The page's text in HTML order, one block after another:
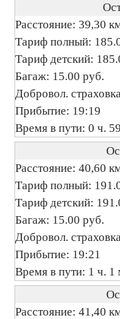
Расстояние: 39,30
Тариф полный:
Тариф детский:
Багаж: 15.00 руб.
Добровол.
Прибытие: 19:19
Время в пути: 0 ч.
Расстояние: 40,60
Тариф полный:
Тариф детский:
Багаж: 15.00 руб.
Добровол.
Прибытие: 19:21
Время в пути: 1 ч. 1
Расстояние: 41,40